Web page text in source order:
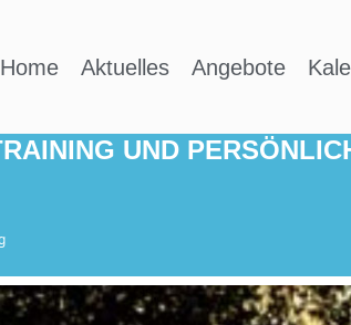
Home Aktuelles Angebote
EREIGNIS
UND